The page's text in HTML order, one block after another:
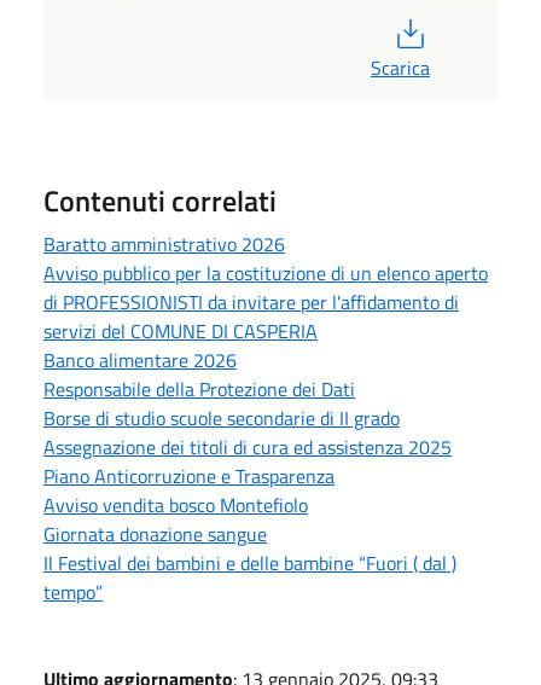
Scarica
Contenuti correlati
Baratto amministrativo 2026
Avviso pubblico per la costituzione di un elenco aperto
di PROFESSIONISTI da invitare per l'affidamento di
servizi del COMUNE DI CASPERIA
Banco alimentare 2026
Responsabile della Protezione dei Dati
Borse di studio scuole secondarie di II grado
Assegnazione dei titoli di cura ed assistenza 2025
Piano Anticorruzione e Trasparenza
Avviso vendita bosco Montefiolo
Giornata donazione sangue
Il Festival dei bambini e delle bambine “Fuori ( dal )
tempo”
Ultimo aggiornamento: 13 gennaio 2025, 09:33